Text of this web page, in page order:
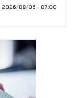
07:00 - 2026/08/06